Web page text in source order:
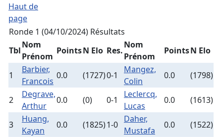
Haut de
page
Ronde 1 (04/10/2024) Résultats
Tbl
Nom
Prénom
PointsN Elo Res.
Nom
Prénom
PointsN Elo
1
Barbier,
Francois
0.0 (1727)0-1
Mangez,
Colin
0.0 (1798)
2
Degrave,
Arthur
0.0 (0) 0-1
Leclercq,
Lucas
0.0 (1613)
3
Huang,
Kayan
0.0 (1825)1-0
Daher,
Mustafa
0.0 (1522)